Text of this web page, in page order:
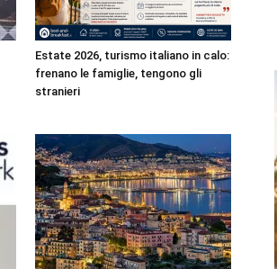
Estate 2026, turismo italiano in calo:
frenano le famiglie, tengono gli
stranieri